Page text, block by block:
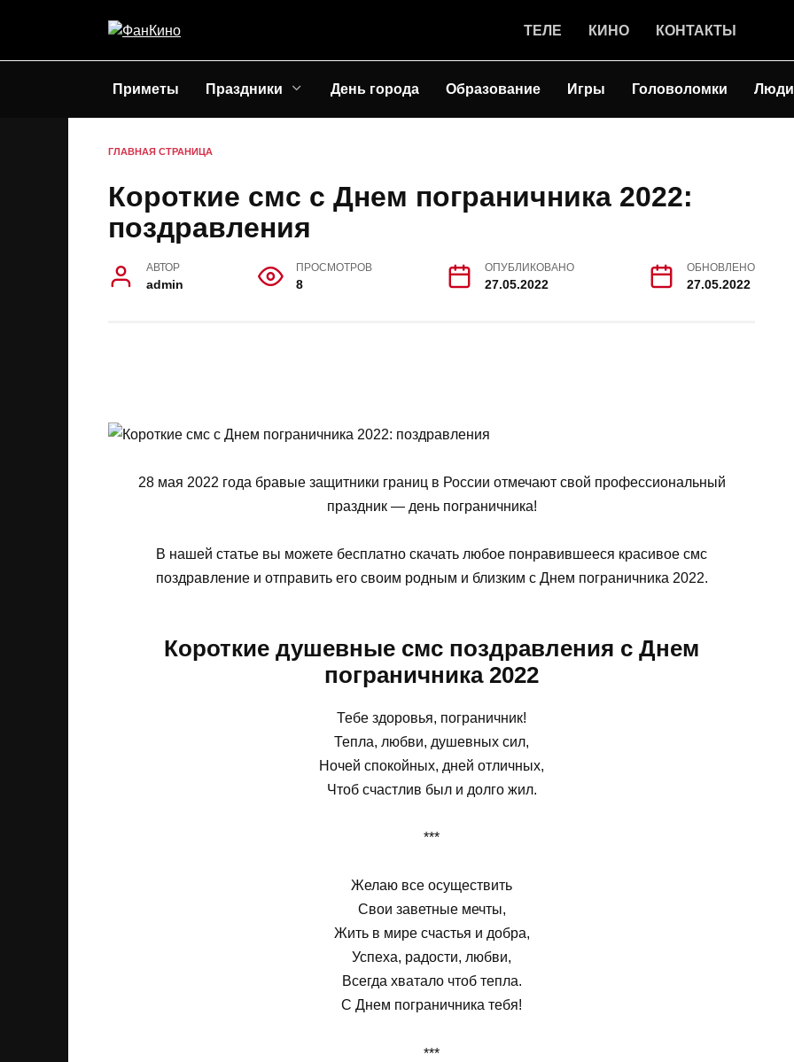
ТЕЛЕ КИНО КОНТАКТЫ
Приметы Праздники День города Образование Игры Головоломки Люди
ГЛАВНАЯ СТРАНИЦА
Короткие смс с Днем пограничника 2022:
поздравления
АВТОР
admin
ПРОСМОТРОВ
8
ОПУБЛИКОВАНО
27.05.2022
ОБНОВЛЕНО
27.05.2022
28 мая 2022 года бравые защитники границ в России отмечают свой профессиональный
праздник — день пограничника!
В нашей статье вы можете бесплатно скачать любое понравившееся красивое смс
поздравление и отправить его своим родным и близким с Днем пограничника 2022.
Короткие душевные смс поздравления с Днем
пограничника 2022
Тебе здоровья, пограничник!
Тепла, любви, душевных сил,
Ночей спокойных, дней отличных,
Чтоб счастлив был и долго жил.
***
Желаю все осуществить
Свои заветные мечты,
Жить в мире счастья и добра,
Успеха, радости, любви,
Всегда хватало чтоб тепла.
С Днем пограничника тебя!
***